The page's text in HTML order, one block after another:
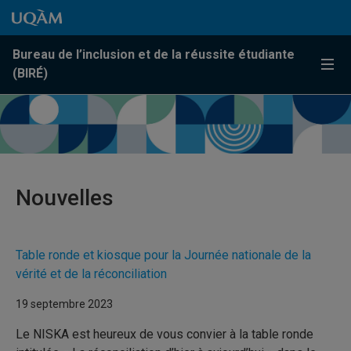
Passer au contenu
Accéder au menu principal
Accéder à la recherche
Passer au contenu
Accéder au menu principal
Bureau de l’inclusion et de la réussite étudiante
(BIRÉ)
Nouvelles
Table ronde et kiosque pour la Journée nationale de la
vérité et de la réconciliation
19 septembre 2023
Le NISKA est heureux de vous convier à la table ronde